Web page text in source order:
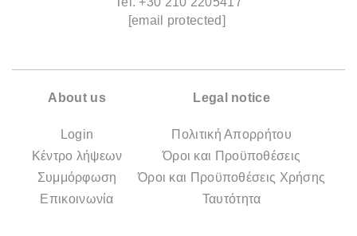
[email protected]
About us
Login
Κέντρο λήψεων
Συμμόρφωση
Επικοινωνία
Legal notice
Πολιτική Απορρήτου
Όροι και Προϋποθέσεις
Όροι και Προϋποθέσεις Χρήσης
Ταυτότητα